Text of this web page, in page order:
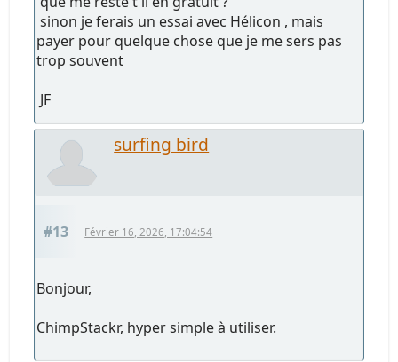
sinon je ferais un essai avec Hélicon , mais
payer pour quelque chose que je me sers pas
trop souvent
JF
surfing bird
#13 Février 16, 2026, 17:04:54
Bonjour,
ChimpStackr, hyper simple à utiliser.